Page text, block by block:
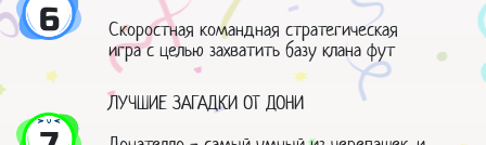
6
Скоростная командная стратегическая
игра с целью захватить базу клана фут
ЛУЧШИЕ ЗАГАДКИ ОТ ДОНИ